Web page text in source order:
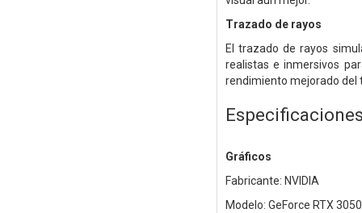
Trazado de rayos
El trazado de rayos
realistas e inmersivos
rendimiento mejorado del
Gráficos
Fabricante: NVIDIA
Modelo: GeForce RTX 3050